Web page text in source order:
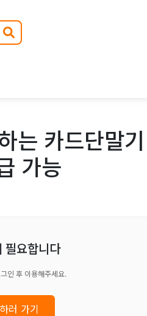
는 카드단말
가능
필요합니다
인 후 이용해주세요.
러 가기